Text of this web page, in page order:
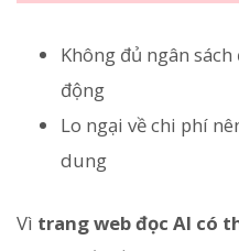
Không đủ ngân
động
Lo ngại về chi phí
dung
Vì trang web đọc AI có